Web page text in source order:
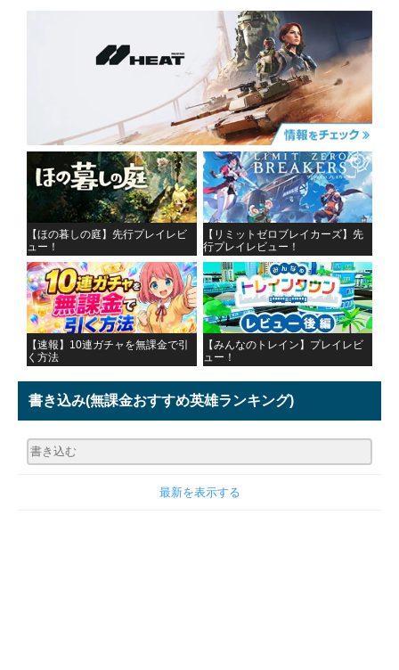
【ほの暮しの庭】先行プレイレビ
ュー！
【リミットゼロブレイカーズ】先
行プレイレビュー！
【速報】10連ガチャを無課金で引
く方法
【みんなのトレイン】プレイレビ
ュー！
書き込み(無課金おすすめ英雄ランキング)
最新を表示する